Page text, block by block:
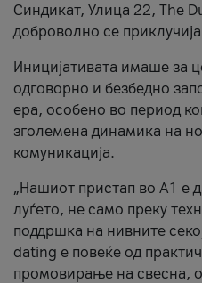
Синдикат, Улица 22, The
доброволно се
Иницијативата имаше за
одговорно и безбедно
ера, особено во период
зголемена динамика на
комуникација.
„Нашиот пристап во А1 е
луѓето, не само преку
поддршка на нивните
dating е повеќе од
промовирање на свесна,